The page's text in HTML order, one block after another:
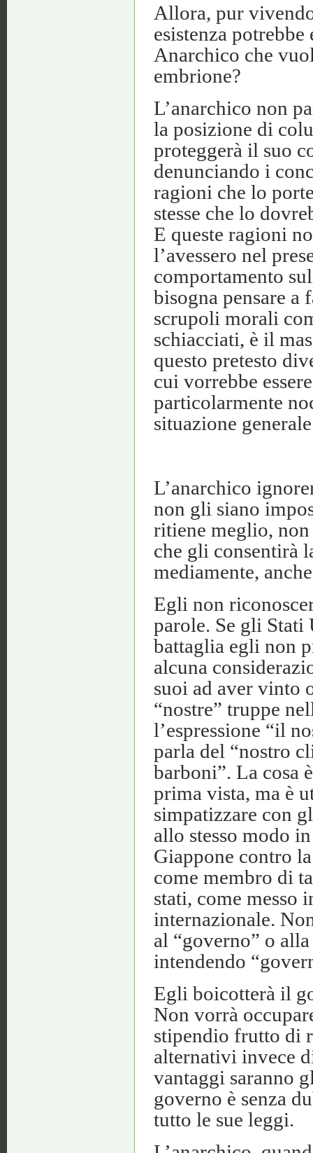
Allora, pur
esistenza
Anarchico che
embrione?
L’anarchico non
la posizione di
proteggerà il suo
denunciando i
ragioni che lo
stesse che lo
E queste ragioni
l’avessero nel
comportamento
bisogna pensare a
scrupoli morali
schiacciati, è il
questo pretesto
cui vorrebbe
particolarmente
situazione
L’anarchico
non gli siano
ritiene meglio,
che gli consentirà
mediamente,
Egli non
parole. Se gli Stati
battaglia egli non
alcuna
suoi ad aver vinto
“nostre” truppe
l’espressione “il
parla del “nostro
barboni”. La cosa
prima vista, ma è
simpatizzare con
allo stesso modo
Giappone contro
come membro di
stati, come
internazionale.
al “governo” o
intendendo
Egli boicotterà il
Non vorrà
stipendio frutto di
alternativi invece
vantaggi saranno
governo è senza
tutto le sue leggi.